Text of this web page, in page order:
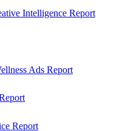
Intelligence Report
Ads Report
Report